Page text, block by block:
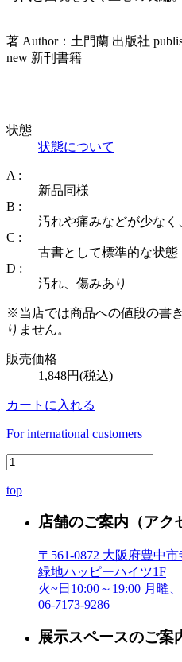
著 Author：土門蘭 出版社
new 新刊書籍
状態
状態について
A :
新品同様
B :
汚れや痛みなどが少な
C :
古書として標準的な状態
D :
汚れ、傷みあり
※当店では商品への値段の書
りません。
販売価格
1,848円(税込)
カートに入れる
For international customers
top
店舗のご案内 （ア
〒561-0872 大阪府豊中市
緑地ハッピーハイツ1F
火~日10:00～19:00 月曜
06-7173-9286
展示スペースのご案